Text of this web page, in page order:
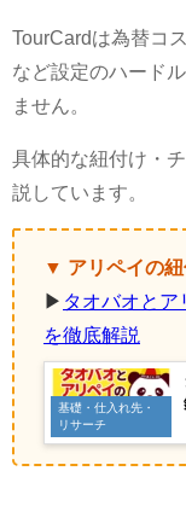
TourCardは為替コ
など設定のハード
ません。
具体的な紐付け・
説しています。
▼ アリペイの
▶ タオバオと
を徹底解説
基礎・仕入れ先・
リサーチ